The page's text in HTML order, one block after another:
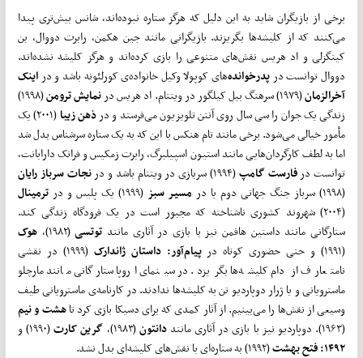
برخی از بازیگران شاید به این دلیل که هرگز ستاره نبوده‌‌اند، شانس بیش‌تری پیدا
می‌کنند که از کلیشه‌ها بگریزند. بازیگرانی مانند جین هکمن، رابرت دووال، بن
کینگزلی و اد هریس نقش‌های متنوعی را بازی کرده‌اند و هرگز کلیشه نشده‌اند.
دووال توانست در پدر‌خوانده‌های کوپولا وکیل خانواده‌ی کورلئونه باشد و در اینک
آخرالزمان(۱۹۷۹) سرهنگ بیل کیلگور در ویتنام. اد هریس در نمایش ترومن
(۱۹۹۸)
زندگی یک جوان را سی سال روی آنتن تلویزیون می‌فرستد و در ذهن زیبا
(۲۰۰۱) یک
مأمور خیالی می‌شود. برخی مانند تام هنکس با این که به یک ستاره سرشناس بدل شد
اما به لطف کارگردان‌‌هایی مانند استیون اسپیلبرگ، رابرت زمکیس و فرانک دارابانت،
توانست در فارستگامپ(۱۹۹۴) سربازی در ویتنام باشد و در
نجات سرباز رایان
مسیر سبز(۱۹۹۹) یک پلیس و در
ترمینال
(۲۰۰۴) شهروند کشوری ناشناخته که مجبور است در یک فرودگاه زندگی کند.
ستارگانی مانند داستین هافمن نیز با بازی در آثاری مانندتوتسی(۱۹۸۲)،
هوک
پیام‌‌آور: داستان ژاندارک
(۱۹۹۹) در نقشی
نامتعارف از دام کلیشه‌ها بگریزد. در سینمای اروپا ستارگانی مانند مارچلو
ماسترویانی و یا ژرار دو‌پاردیو تن به کلیشه‌ها ندادند. در کارنامه‌ی ماسترویانی طیف
وسیعی از نقش‌ها را می‌بینیم. از آثار کمدی که برای دسیکا بازی کرد تاهشت و نیم
دانتون(۱۹۸۳)، گرین کارت(۱۹۹۰) و
۱۴۹۲: فتح بهشت
(۱۹۹۲) به ستاره‌ای با نقش‌های کلیشه‌ای بدل نشد.